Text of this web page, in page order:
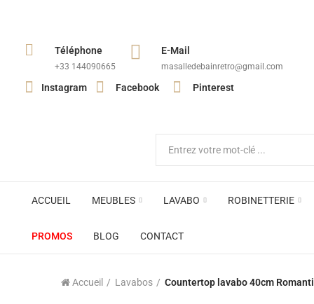
Téléphone
+33 144090665​
E-Mail
masalledebainretro@gmail.com
Instagram Facebook Pinterest
ACCUEIL MEUBLES LAVABO ROBINETTERIE
PROMOS BLOG CONTACT
Accueil Lavabos Countertop lavabo 40cm